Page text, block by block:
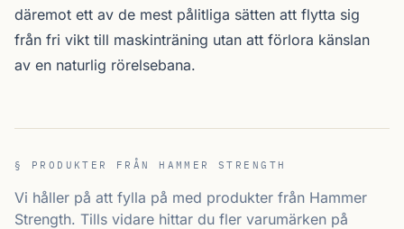
däremot ett av de mest pålitliga sätten att flytta sig
från fri vikt till maskinträning utan att förlora känslan
av en naturlig rörelsebana.
§ PRODUKTER FRÅN HAMMER STRENGTH
Vi håller på att fylla på med produkter från Hammer
Strength. Tills vidare hittar du fler varumärken på